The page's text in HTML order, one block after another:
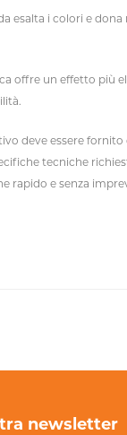
esalta i colori e
offre un effetto più
deve essere fornito
tecniche
rapido e senza
newsletter